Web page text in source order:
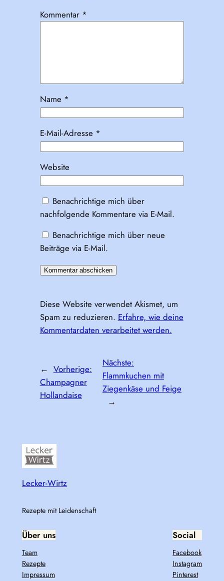
Kommentar *
Name *
E-Mail-Adresse *
Website
Benachrichtige mich über
nachfolgende Kommentare via E-Mail.
Benachrichtige mich über neue
Beiträge via E-Mail.
Diese Website verwendet Akismet, um
Spam zu reduzieren. Erfahre, wie deine
Kommentardaten verarbeitet werden.
← Vorherige:
Champagner
Hollandaise
Nächste:
Flammkuchen mit
Ziegenkäse und Feige
→
Lecker-Wirtz
Rezepte mit Leidenschaft
Über uns
Team
Rezepte
Impressum
Social
Facebook
Instagram
Pinterest